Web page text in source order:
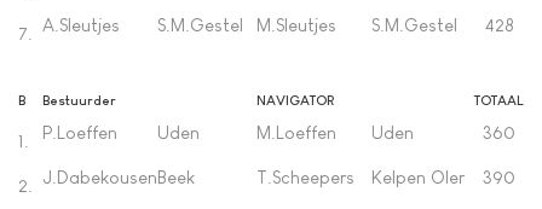
7. A.Sleutjes S.M.Gestel M.Sleutjes S.M.Gestel 428
B Bestuurder NAVIGATOR TOTAAL
1. P.Loeffen Uden M.Loeffen Uden 360
2. J.DabekousenBeek T.Scheepers Kelpen Oler 390